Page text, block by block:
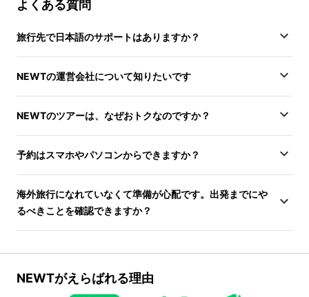
よくある質問
旅行先で日本語のサポートはありますか？
NEWTの運営会社について知りたいです
NEWTのツアーは、なぜおトクなのですか？
予約はスマホやパソコンからできますか？
海外旅行になれていなくて準備が心配です。出発までにや
るべきことを確認できますか？
NEWTがえらばれる理由